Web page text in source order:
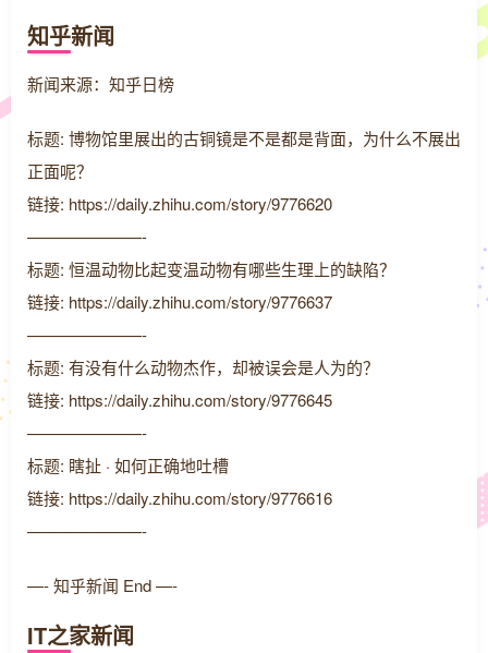
知乎新闻
新闻来源：知乎日榜
标题: 博物馆里展出的古铜镜是不是都是背面，为什么不展出
正面呢？
链接: https://daily.zhihu.com/story/9776620
———————-
标题: 恒温动物比起变温动物有哪些生理上的缺陷？
链接: https://daily.zhihu.com/story/9776637
———————-
标题: 有没有什么动物杰作，却被误会是人为的？
链接: https://daily.zhihu.com/story/9776645
———————-
标题: 瞎扯 · 如何正确地吐槽
链接: https://daily.zhihu.com/story/9776616
———————-
—- 知乎新闻 End —-
IT之家新闻